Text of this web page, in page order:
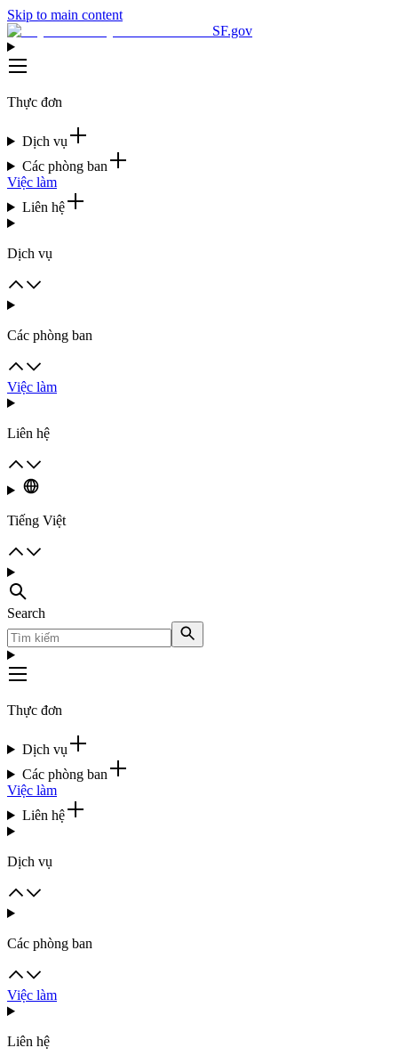
Skip to main content
SF.gov
Thực đơn
Dịch vụ
Các phòng ban
Việc làm
Liên hệ
Dịch vụ
Các phòng ban
Việc làm
Liên hệ
Tiếng Việt
Search
Thực đơn
Dịch vụ
Các phòng ban
Việc làm
Liên hệ
Dịch vụ
Các phòng ban
Việc làm
Liên hệ